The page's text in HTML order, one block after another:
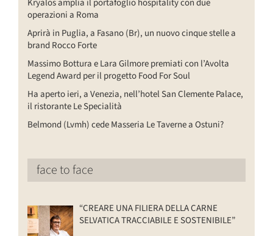
Kryalos amplia il portafoglio hospitality con due
operazioni a Roma
Aprirà in Puglia, a Fasano (Br), un nuovo cinque stelle a
brand Rocco Forte
Massimo Bottura e Lara Gilmore premiati con l’Avolta
Legend Award per il progetto Food For Soul
Ha aperto ieri, a Venezia, nell’hotel San Clemente Palace,
il ristorante Le Specialità
Belmond (Lvmh) cede Masseria Le Taverne a Ostuni?
face to face
“CREARE UNA FILIERA DELLA CARNE
SELVATICA TRACCIABILE E SOSTENIBILE”